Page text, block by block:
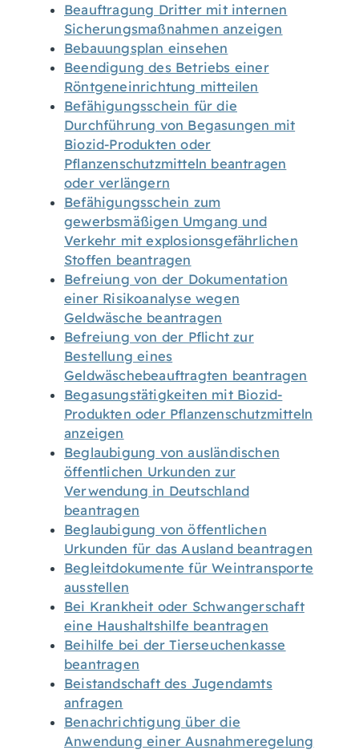
Beauftragung Dritter mit internen
Sicherungsmaßnahmen anzeigen
Bebauungsplan einsehen
Beendigung des Betriebs einer
Röntgeneinrichtung mitteilen
Befähigungsschein für die
Durchführung von Begasungen mit
Biozid-Produkten oder
Pflanzenschutzmitteln beantragen
oder verlängern
Befähigungsschein zum
gewerbsmäßigen Umgang und
Verkehr mit explosionsgefährlichen
Stoffen beantragen
Befreiung von der Dokumentation
einer Risikoanalyse wegen
Geldwäsche beantragen
Befreiung von der Pflicht zur
Bestellung eines
Geldwäschebeauftragten beantragen
Begasungstätigkeiten mit Biozid-
Produkten oder Pflanzenschutzmitteln
anzeigen
Beglaubigung von ausländischen
öffentlichen Urkunden zur
Verwendung in Deutschland
beantragen
Beglaubigung von öffentlichen
Urkunden für das Ausland beantragen
Begleitdokumente für Weintransporte
ausstellen
Bei Krankheit oder Schwangerschaft
eine Haushaltshilfe beantragen
Beihilfe bei der Tierseuchenkasse
beantragen
Beistandschaft des Jugendamts
anfragen
Benachrichtigung über die
Anwendung einer Ausnahmeregelung